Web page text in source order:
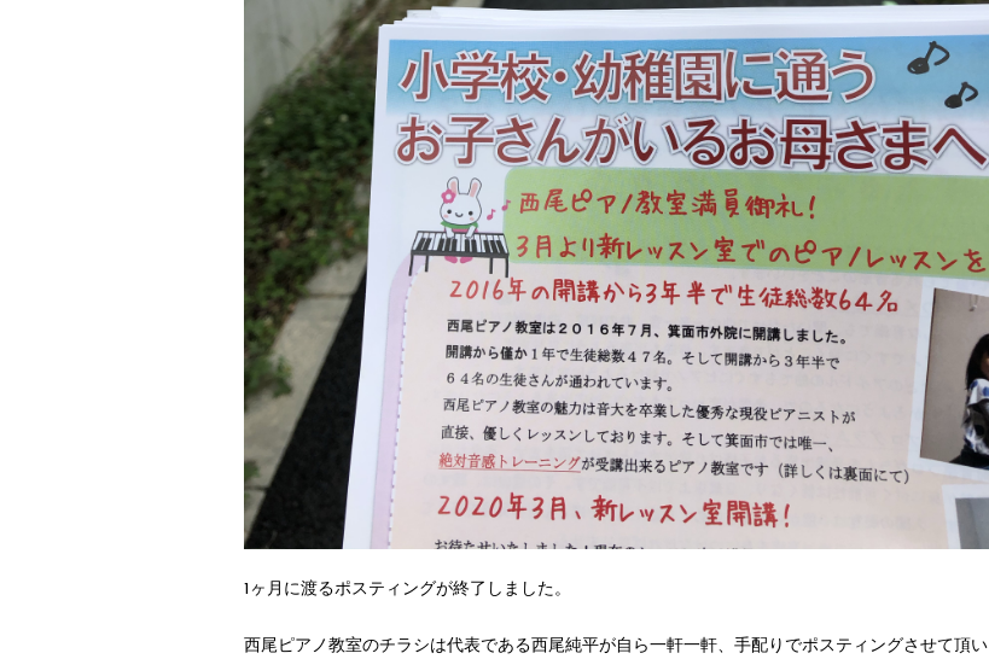
1ヶ月に渡るポスティングが終了しました。
西尾ピアノ教室のチラシは代表である西尾純平が自ら一軒一軒、手配りでポスティングさせて頂い